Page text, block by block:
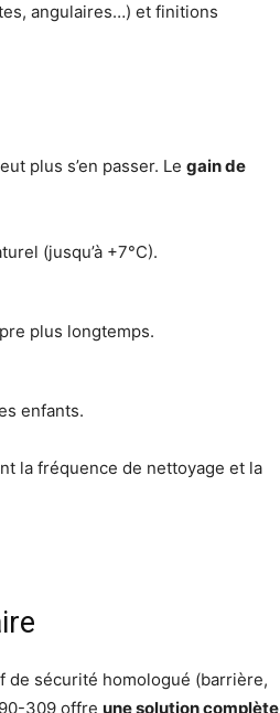
angulaires…) et finitions
plus s’en passer. Le gain de
(jusqu’à +7°C).
plus longtemps.
enfants.
la fréquence de nettoyage et la
de sécurité homologué (barrière,
309 offre une solution complète